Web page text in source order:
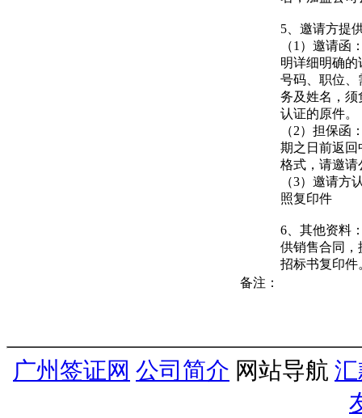
5、邀请方提
（1）邀请函
明详细明确
号码、职位、
务及姓名，须
认证的原件。
（2）担保函
期之日前返回
格式，请邀请
（3）邀请方
照复印件
6、其他资料
供销售合同，
招标书复印件
备注：
广州签证网 公司简介 网站导航